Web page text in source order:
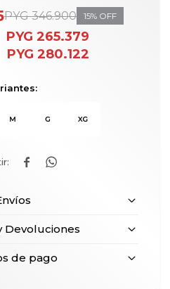
PYG 346.900 15
PYG 265.379
PYG 280.122
 
Devoluciones
de pago